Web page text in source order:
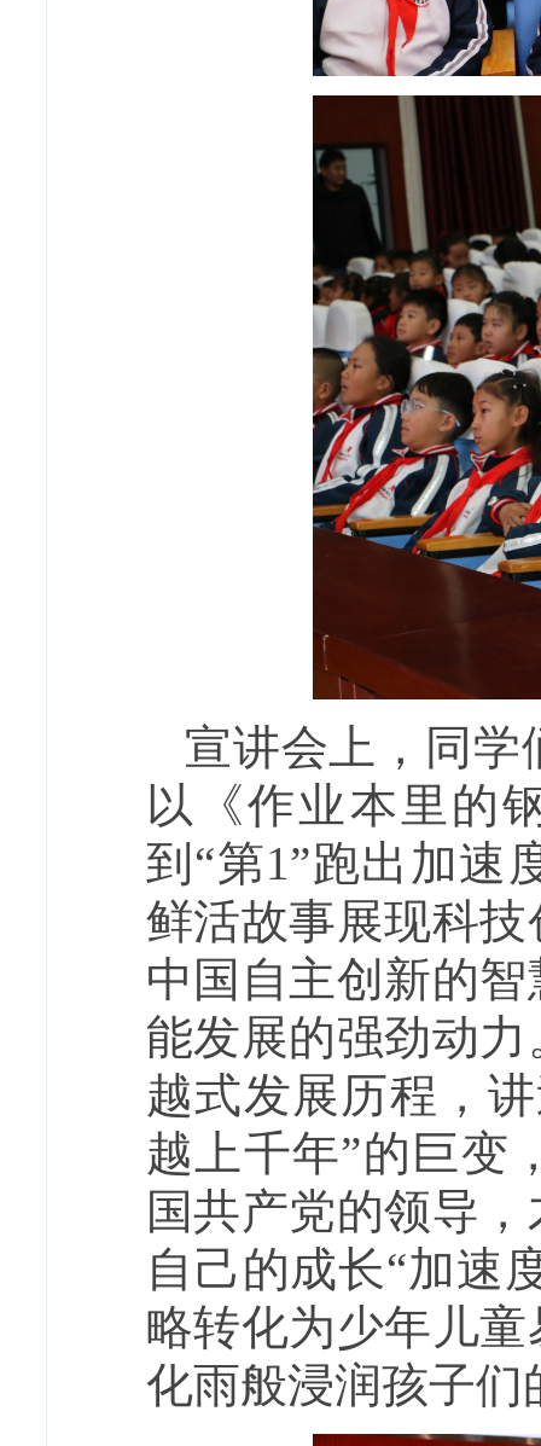
宣讲会上，同学
以《作业本里的
到“第1”跑出加速
鲜活故事展现科
中国自主创新的
能发展的强劲动
越式发展历程，
越上千年”的巨变
国共产党的领导
自己的成长“加速
略转化为少年儿
化雨般浸润孩子们